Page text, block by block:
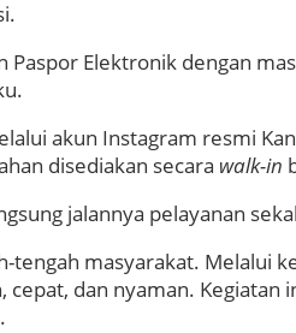
Elektronik dengan
akun Instagram resmi
disediakan secara walk-in
jalannya pelayanan
masyarakat. Melalui
dan nyaman.